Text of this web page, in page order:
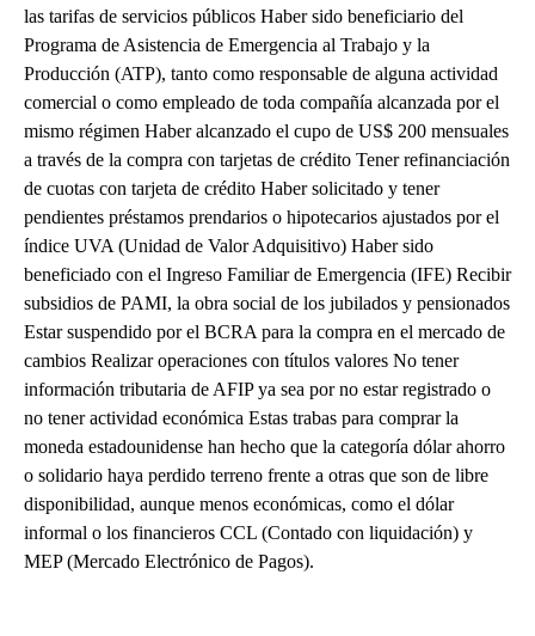
las tarifas de servicios públicos Haber sido beneficiario del
Programa de Asistencia de Emergencia al Trabajo y la
Producción (ATP), tanto como responsable de alguna actividad
comercial o como empleado de toda compañía alcanzada por el
mismo régimen Haber alcanzado el cupo de US$ 200 mensuales
a través de la compra con tarjetas de crédito Tener refinanciación
de cuotas con tarjeta de crédito Haber solicitado y tener
pendientes préstamos prendarios o hipotecarios ajustados por el
índice UVA (Unidad de Valor Adquisitivo) Haber sido
beneficiado con el Ingreso Familiar de Emergencia (IFE) Recibir
subsidios de PAMI, la obra social de los jubilados y pensionados
Estar suspendido por el BCRA para la compra en el mercado de
cambios Realizar operaciones con títulos valores No tener
información tributaria de AFIP ya sea por no estar registrado o
no tener actividad económica Estas trabas para comprar la
moneda estadounidense han hecho que la categoría dólar ahorro
o solidario haya perdido terreno frente a otras que son de libre
disponibilidad, aunque menos económicas, como el dólar
informal o los financieros CCL (Contado con liquidación) y
MEP (Mercado Electrónico de Pagos).